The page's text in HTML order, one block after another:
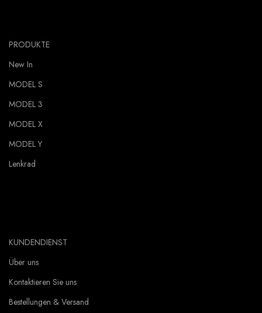
PRODUKTE
New In
MODEL S
MODEL 3
MODEL X
MODEL Y
Lenkrad
KUNDENDIENST
Über uns
Kontaktieren Sie uns
Bestellungen & Versand